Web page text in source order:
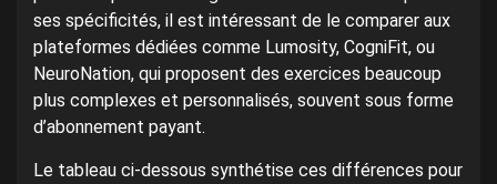
ses spécificités, il est intéressant de le comparer aux
plateformes dédiées comme Lumosity, CogniFit, ou
NeuroNation, qui proposent des exercices beaucoup
plus complexes et personnalisés, souvent sous forme
d’abonnement payant.
Le tableau ci-dessous synthétise ces différences pour